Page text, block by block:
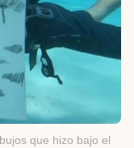
que hizo bajo el